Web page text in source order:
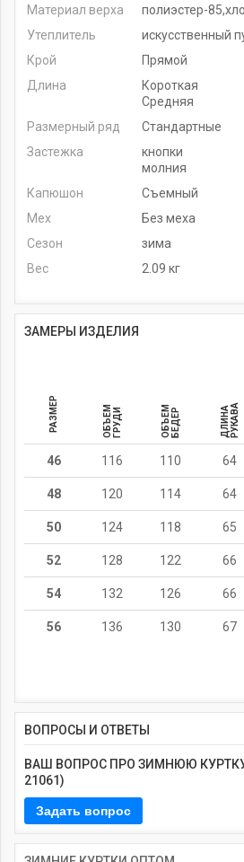
Материал верха
полиэстер-
Утеплитель
искусственный
Крой
Прямой
Длина
Короткая
Средняя
Размерный ряд
Стандартные
Застежка
кнопки
молния
Капюшон
Съемный
Мех
Без меха
Сезон
зима
Вес
2.09 кг
ЗАМЕРЫ ИЗДЕЛИЯ
РАЗМЕР ОБЪЕМГРУДИ ОБЪЕМБЕДЕР ДЛИНАРУКАВА
46 116 110 64
48 120 114 64
50 124 118 65
52 128 122 66
54 132 126 66
56 136 130 67
ВОПРОСЫ И ОТВЕТЫ
ВАШ ВОПРОС ПРО ЗИМНЮЮ КУРТКУ
21061)